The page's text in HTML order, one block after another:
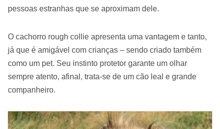
pessoas estranhas que se aproximam dele.
O cachorro rough collie apresenta uma vantagem e tanto,
já que é amigável com crianças – sendo criado também
como um pet. Seu instinto protetor garante um olhar
sempre atento, afinal, trata-se de um cão leal e grande
companheiro.